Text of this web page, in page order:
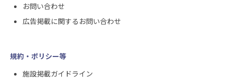
お問い合わせ
広告掲載に関するお問い合わせ
規約・ポリシー等
施設掲載ガイドライン